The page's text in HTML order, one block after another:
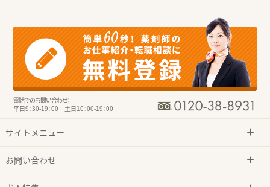
電話でのお問い合わせ：
平日9：30-19：00 土日10：00-19：00
サイトメニュー
お問い合わせ